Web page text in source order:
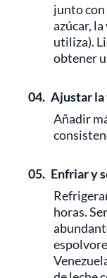
junto con
azúcar,
utiliza).
obtener
04. Ajustar
Añadir
05. Enfriar y
horas.